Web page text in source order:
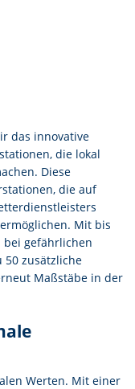
das innovative
die lokal
Diese
die auf
Mit bis
bei gefährlichen
50 zusätzliche
Maßstäbe in der
Werten. Mit einer